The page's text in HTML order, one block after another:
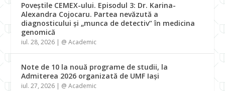
Poveștile CEMEX-ului. Episodul 3: Dr. Karina-
Alexandra Cojocaru. Partea nevăzută a
diagnosticului și „munca de detectiv” în medicina
genomică
iul. 28, 2026 | @ Academic
Note de 10 la nouă programe de studii, la
Admiterea 2026 organizată de UMF Iași
iul. 27, 2026 | @ Academic